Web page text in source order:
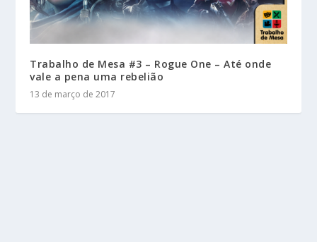
Trabalho de Mesa #3 – Rogue One – Até onde
vale a pena uma rebelião
13 de março de 2017